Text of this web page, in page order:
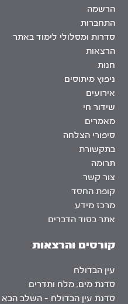
הרשמה
התחברות
סדרות ומסלולי לימוד באתר
הרצאות
חנות
ניפוץ מיתוסים
אירועים
שידור חי
מאמרים
סיפורי הצלחה
בתקשורת
תרומה
צור קשר
קופת החסד
מרכז מידע
אתר בסוד הדברים
קורסים והרצאות
עין הבדולח
סדנת מים, מלח ותדרים
סדנת עין הבדולח – השלב הבא